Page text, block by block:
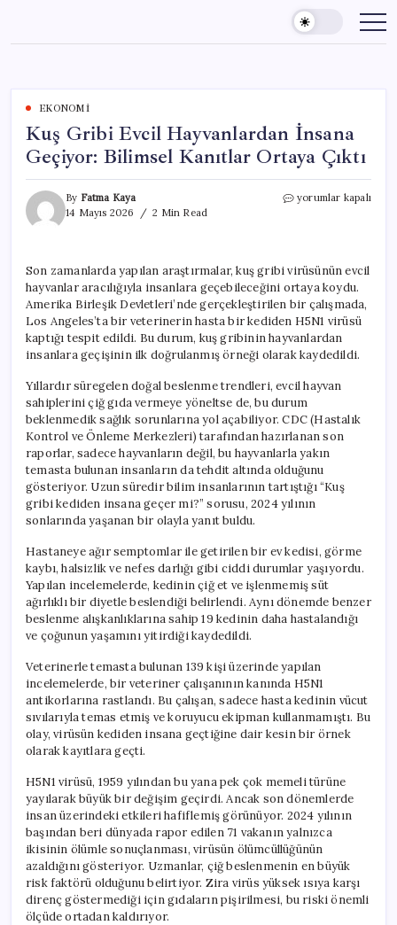
content
EKONOMI
Kuş Gribi Evcil Hayvanlardan İnsana
Geçiyor: Bilimsel Kanıtlar Ortaya Çıktı
By Fatma Kaya
14 Mayıs 2026
2 Min Read
Kuş
Geçiyor:
Bilimsel
Kanıtlar
Ortaya
Çıktı
için
yorumlar kapalı
Son zamanlarda yapılan araştırmalar, kuş gribi virüsünün evcil
hayvanlar aracılığıyla insanlara geçebileceğini ortaya koydu.
Amerika Birleşik Devletleri’nde gerçekleştirilen bir çalışmada,
Los Angeles’ta bir veterinerin hasta bir kediden H5N1 virüsü
kaptığı tespit edildi. Bu durum, kuş gribinin hayvanlardan
insanlara geçişinin ilk doğrulanmış örneği olarak kaydedildi.
Yıllardır süregelen doğal beslenme trendleri, evcil hayvan
sahiplerini çiğ gıda vermeye yöneltse de, bu durum
beklenmedik sağlık sorunlarına yol açabiliyor. CDC (Hastalık
Kontrol ve Önleme Merkezleri) tarafından hazırlanan son
raporlar, sadece hayvanların değil, bu hayvanlarla yakın
temasta bulunan insanların da tehdit altında olduğunu
gösteriyor. Uzun süredir bilim insanlarının tartıştığı “Kuş
gribi kediden insana geçer mi?” sorusu, 2024 yılının
sonlarında yaşanan bir olayla yanıt buldu.
Hastaneye ağır semptomlar ile getirilen bir ev kedisi, görme
kaybı, halsizlik ve nefes darlığı gibi ciddi durumlar yaşıyordu.
Yapılan incelemelerde, kedinin çiğ et ve işlenmemiş süt
ağırlıklı bir diyetle beslendiği belirlendi. Aynı dönemde benzer
beslenme alışkanlıklarına sahip 19 kedinin daha hastalandığı
ve çoğunun yaşamını yitirdiği kaydedildi.
Veterinerle temasta bulunan 139 kişi üzerinde yapılan
incelemelerde, bir veteriner çalışanının kanında H5N1
antikorlarına rastlandı. Bu çalışan, sadece hasta kedinin vücut
sıvılarıyla temas etmiş ve koruyucu ekipman kullanmamıştı. Bu
olay, virüsün kediden insana geçtiğine dair kesin bir örnek
olarak kayıtlara geçti.
H5N1 virüsü, 1959 yılından bu yana pek çok memeli türüne
yayılarak büyük bir değişim geçirdi. Ancak son dönemlerde
insan üzerindeki etkileri hafiflemiş görünüyor. 2024 yılının
başından beri dünyada rapor edilen 71 vakanın yalnızca
ikisinin ölümle sonuçlanması, virüsün ölümcüllüğünün
azaldığını gösteriyor. Uzmanlar, çiğ beslenmenin en büyük
risk faktörü olduğunu belirtiyor. Zira virüs yüksek ısıya karşı
direnç göstermediği için gıdaların pişirilmesi, bu riski önemli
ölçüde ortadan kaldırıyor.